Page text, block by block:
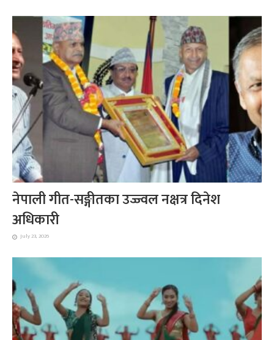
नेपाली गीत-सङ्गीतका उज्ज्वल नक्षत्र दिनेश
अधिकारी
July 23, 2026